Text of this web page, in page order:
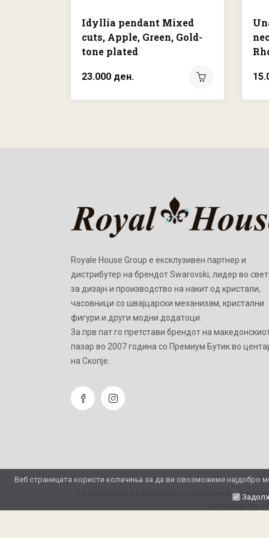
Idyllia pendant Mixed
cuts, Apple, Green, Gold-
tone plated
23.000 ден.
Веб страницата користи колачиња за да ви овозможиме најдобро
Royale House Group е ексклузивен партнер и
дистрибутер на брендот Swarovski, лидер во
за дизајн и производство на накит од кристали,
часовници со швајцарски механизам, кристални
фигури и други модни додатоци.
Зa прв пат го претстави брендот на
пазар во 2007 година со Премиум Бутик во
на Скопје.
Се обидуваме да бидеме што попрецизни во описот